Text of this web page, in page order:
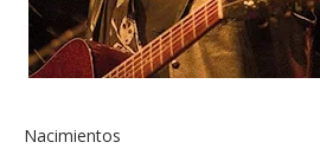
Nacimientos